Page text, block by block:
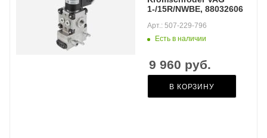
1-/15R/NWBE, 88032606
Есть в наличии
Арт.: 507-229-796
9 960 руб.
В КОРЗИНУ